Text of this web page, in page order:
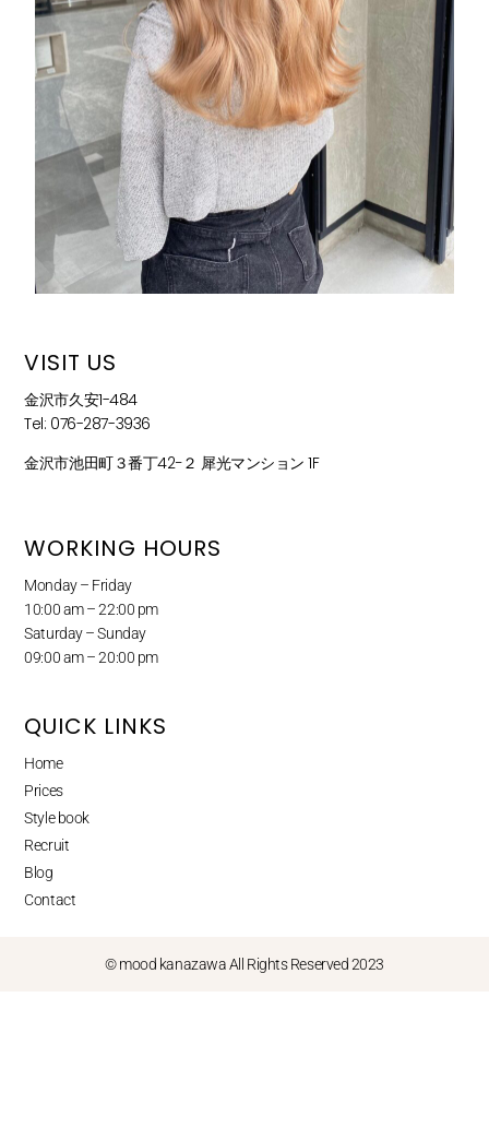
VISIT US
金沢市久安1-484
Tel: 076-287-3936
金沢市池田町３番丁42−２ 犀光マンション 1F
WORKING HOURS
Monday – Friday
10:00 am – 22:00 pm
Saturday – Sunday
09:00 am – 20:00 pm
QUICK LINKS
Home
Prices
Style book
Recruit
Blog
Contact
© mood kanazawa All Rights Reserved 2023